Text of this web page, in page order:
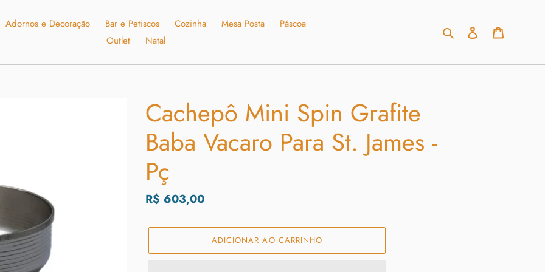
Adornos e Decoração Bar e Petiscos Cozinha Mesa Posta
Páscoa
Outlet
Natal
PesquisarFazer login
Cachepô Mini Spin Grafite
Baba Vacaro Para St. James -
Pç
Preço
R$ 603,00
ADICIONAR AO CARRINHO